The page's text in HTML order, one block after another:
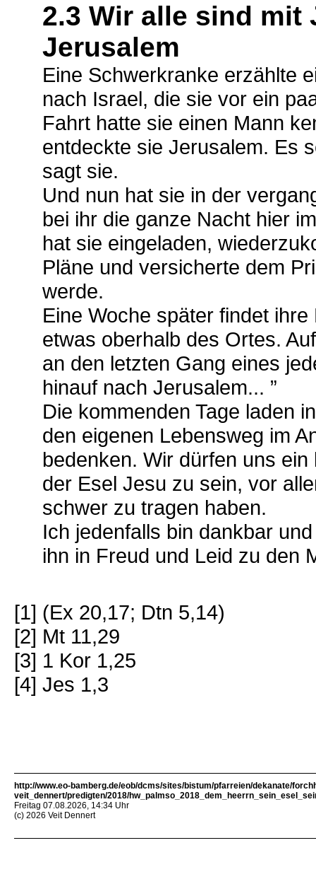
2.3 Wir alle sind mit
Jerusalem
Eine Schwerkranke erzählte
nach Israel, die sie vor ein
Fahrt hatte sie einen Mann
entdeckte sie Jerusalem. Es
sagt sie.
Und nun hat sie in der
bei ihr die ganze Nacht hier
hat sie eingeladen,
Pläne und versicherte dem
werde.
Eine Woche später findet
etwas oberhalb des Ortes.
an den letzten Gang eines
hinauf nach Jerusalem... ”
Die kommenden Tage laden
den eigenen Lebensweg im
bedenken. Wir dürfen uns
der Esel Jesu zu sein, vor
schwer zu tragen haben.
Ich jedenfalls bin dankbar
ihn in Freud und Leid zu den
[1] (Ex 20,17; Dtn 5,14)
[2] Mt 11,29
[3] 1 Kor 1,25
[4] Jes 1,3
http://www.eo-bamberg.de/eob/dcms/sites/bistum/pfarreien/dekanate/
veit_dennert/predigten/2018/
Freitag 07.08.2026, 14:34 Uhr
(c) 2026 Veit Dennert